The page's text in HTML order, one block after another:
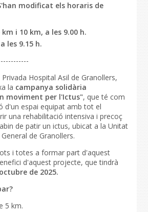
modificat els horaris de
km i 10 km, a les 9.00 h.
les 9.15 h.
Hospital Asil de Granollers,
la campanya solidària
moviment per l'Ictus", que té com
d'un espai equipat amb tot el
una rehabilitació intensiva i precoç
de patir un ictus, ubicat a la Unitat
General de Granollers.
i totes a formar part d'aquest
d'aquest projecte, que tindrà
de 2025.
5 km.